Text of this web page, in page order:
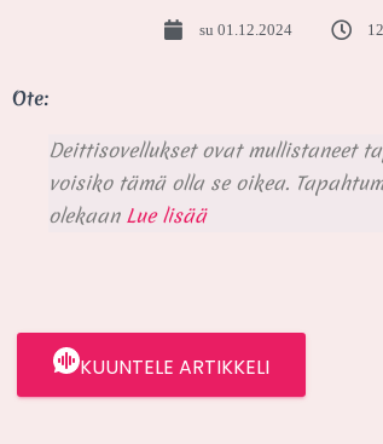
su 01.12.2024
Ote:
Deittisovellukset ovat mullistaneet
voisiko tämä olla se oikea.
olekaanLue lisää
KUUNTELE ARTIKKELI